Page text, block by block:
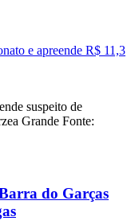
suspeito de
Grande Fonte:
do Garças